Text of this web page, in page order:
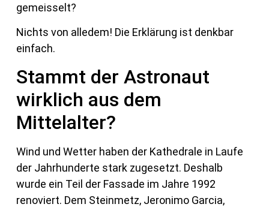
gemeisselt?
Nichts von alledem! Die Erklärung ist denkbar
einfach.
Stammt der Astronaut
wirklich aus dem
Mittelalter?
Wind und Wetter haben der Kathedrale in Laufe
der Jahrhunderte stark zugesetzt. Deshalb
wurde ein Teil der Fassade im Jahre 1992
renoviert. Dem Steinmetz, Jeronimo Garcia,